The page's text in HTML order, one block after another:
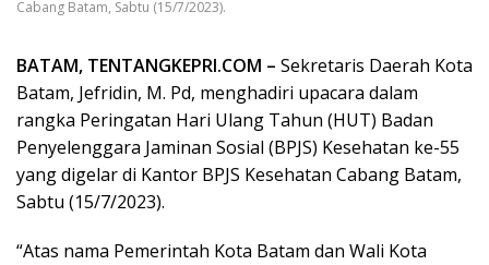
Cabang Batam, Sabtu (15/7/2023).
BATAM, TENTANGKEPRI.COM – Sekretaris Daerah Kota
Batam, Jefridin, M. Pd, menghadiri upacara dalam
rangka Peringatan Hari Ulang Tahun (HUT) Badan
Penyelenggara Jaminan Sosial (BPJS) Kesehatan ke-55
yang digelar di Kantor BPJS Kesehatan Cabang Batam,
Sabtu (15/7/2023).
“Atas nama Pemerintah Kota Batam dan Wali Kota